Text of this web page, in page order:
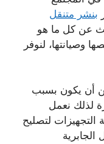
بنشر متنقل
عن كل ما هو
وصيانتها، لنوفر
أن يكون بسبب
لذلك نعمل
التجهيزات لتصليح